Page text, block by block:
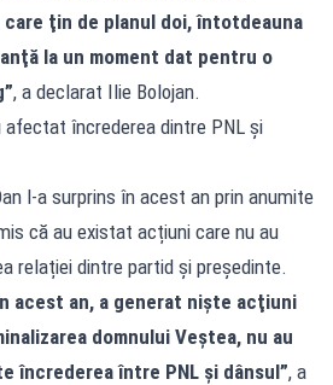
ţin de planul doi, întotdeauna
la un moment dat pentru o
, a declarat Ilie Bolojan.
afectat încrederea dintre PNL și
l-a surprins în acest an prin anumite
că au existat acțiuni care nu au
relației dintre partid și președinte.
acest an, a generat nişte acţiuni
domnului Veştea, nu au
încrederea între PNL şi dânsul”, a